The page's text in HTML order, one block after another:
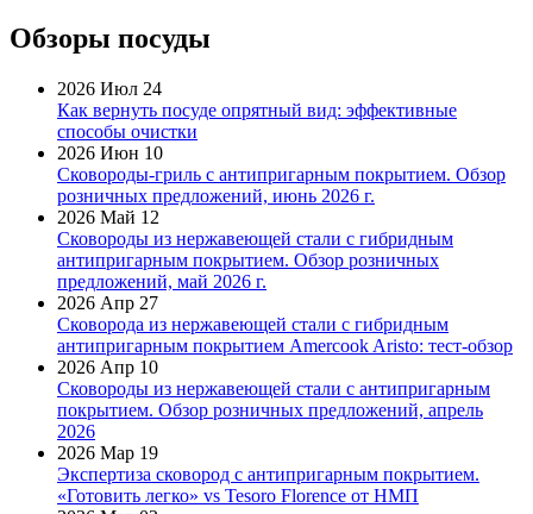
Обзоры посуды
2026 Июл 24
Как вернуть посуде опрятный вид: эффективные
способы очистки
2026 Июн 10
Сковороды-гриль с антипригарным покрытием. Обзор
розничных предложений, июнь 2026 г.
2026 Май 12
Сковороды из нержавеющей стали с гибридным
антипригарным покрытием. Обзор розничных
предложений, май 2026 г.
2026 Апр 27
Сковорода из нержавеющей стали с гибридным
антипригарным покрытием Amercook Aristo: тест-обзор
2026 Апр 10
Сковороды из нержавеющей стали с антипригарным
покрытием. Обзор розничных предложений, апрель
2026
2026 Мар 19
Экспертиза сковород с антипригарным покрытием.
«Готовить легко» vs Tesoro Florence от НМП